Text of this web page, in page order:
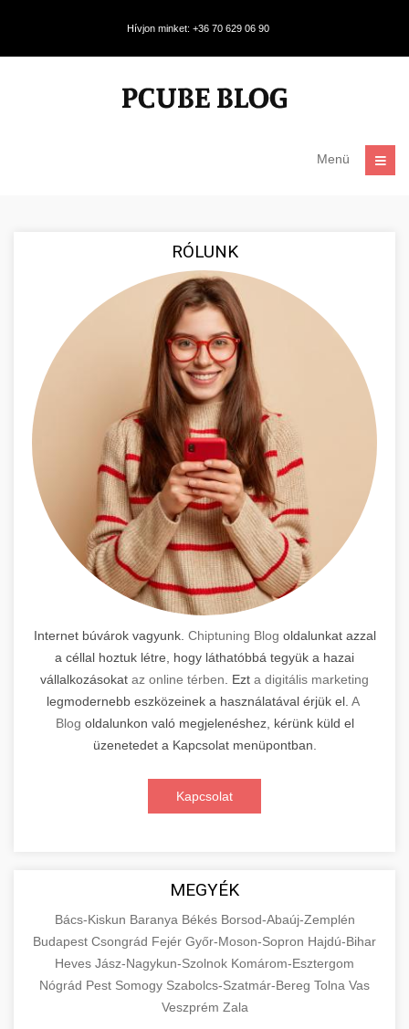
Hívjon minket: +36 70 629 06 90
Menü
RÓLUNK
Internet búvárok vagyunk. Chiptuning Blog oldalunkat azzal
a céllal hoztuk létre, hogy láthatóbbá tegyük a hazai
vállalkozásokat az online térben . Ezt a digitális marketing
legmodernebb eszközeinek a használatával érjük el. A
Blog oldalunkon való megjelenéshez, kérünk küld el
üzenetedet a Kapcsolat menüpontban.
Kapcsolat
MEGYÉK
Bács-Kiskun Baranya Békés Borsod-Abaúj-Zemplén
Budapest Csongrád Fejér Győr-Moson-Sopron Hajdú-Bihar
Heves Jász-Nagykun-Szolnok Komárom-Esztergom
Nógrád Pest Somogy Szabolcs-Szatmár-Bereg Tolna Vas
Veszprém Zala